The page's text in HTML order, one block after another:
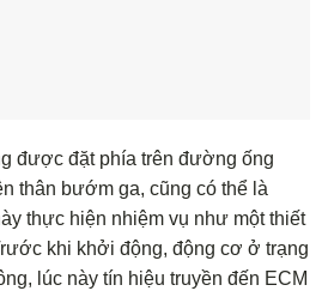
được đặt phía trên đường ống
thân bướm ga, cũng có thể là
thực hiện nhiệm vụ như một thiết
khi khởi động, động cơ ở trạng
lúc này tín hiệu truyền đến ECM